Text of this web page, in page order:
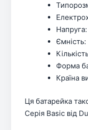
Форма
Країна
Ця батарейка
Серія Basic від